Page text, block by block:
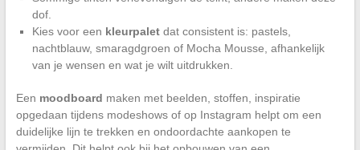
dof.
Kies voor een kleurpaletdat consistent is: pastels,
nachtblauw, smaragdgroen of Mocha Mousse, afhankelijk
van je wensen en wat je wilt uitdrukken.
Een moodboard maken met beelden, stoffen, inspiratie
opgedaan tijdens modeshows of op Instagram helpt om een
duidelijke lijn te trekken en ondoordachte aankopen te